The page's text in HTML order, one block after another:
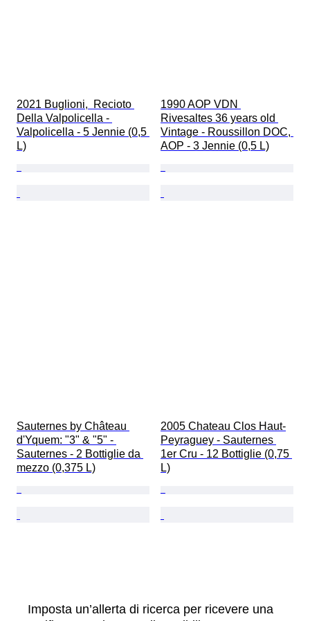
2021 Buglioni,  Recioto
Della Valpolicella -
Valpolicella - 5 Jennie (0,5
L)
1990 AOP VDN
Rivesaltes 36 years old
Vintage - Roussillon DOC,
AOP - 3 Jennie (0,5 L)
Sauternes by Château
d'Yquem: "3" & "5" -
Sauternes - 2 Bottiglie da
mezzo (0,375 L)
2005 Chateau Clos Haut-
Peyraguey - Sauternes
1er Cru - 12 Bottiglie (0,75
L)
Imposta un’allerta di ricerca per ricevere una